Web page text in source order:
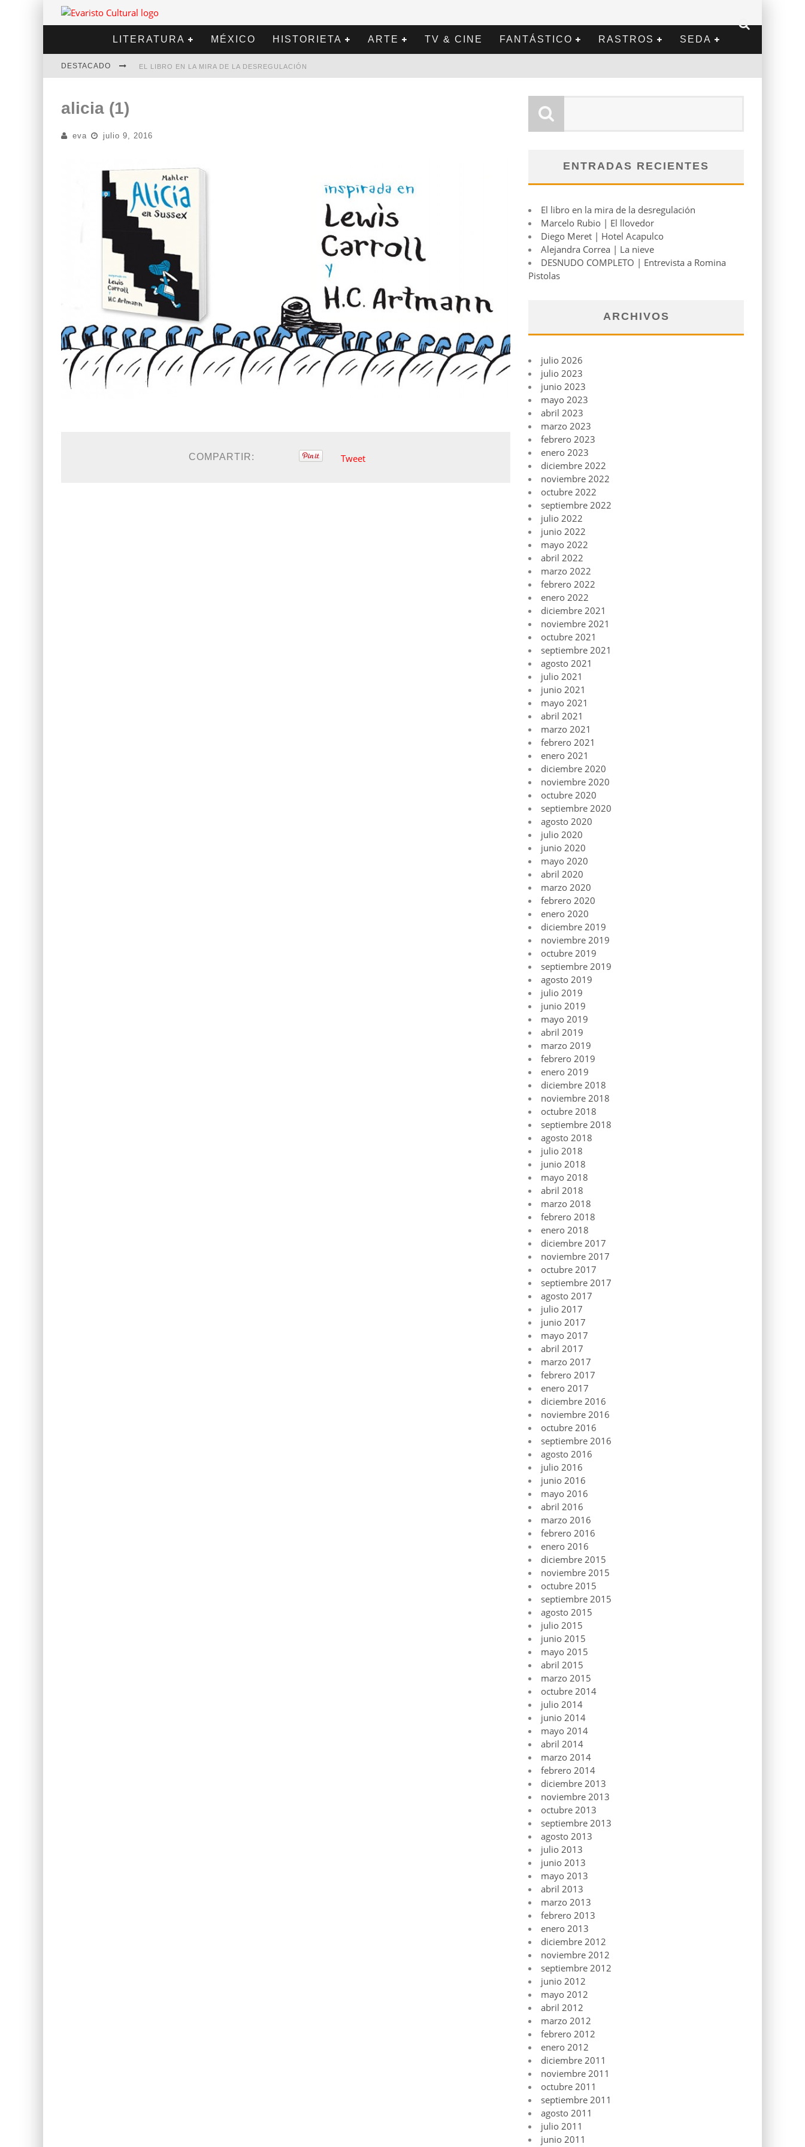
LITERATURA MÉXICO HISTORIETA ARTE TV & CINE FANTÁSTICO RASTROS SEDA
DESTACADO EL LIBRO EN LA MIRA DE LA DESREGULACIÓN
ALEJANDRA CORREA | LA NIEVE
alicia (1)
eva julio 9, 2016
COMPARTIR: Tweet
ENTRADAS RECIENTES
El libro en la mira de la desregulación
Marcelo Rubio | El llovedor
Diego Meret | Hotel Acapulco
Alejandra Correa | La nieve
DESNUDO COMPLETO | Entrevista a Romina
Pistolas
ARCHIVOS
julio 2026
julio 2023
junio 2023
mayo 2023
abril 2023
marzo 2023
febrero 2023
enero 2023
diciembre 2022
noviembre 2022
octubre 2022
septiembre 2022
julio 2022
junio 2022
mayo 2022
abril 2022
marzo 2022
febrero 2022
enero 2022
diciembre 2021
noviembre 2021
octubre 2021
septiembre 2021
agosto 2021
julio 2021
junio 2021
mayo 2021
abril 2021
marzo 2021
febrero 2021
enero 2021
diciembre 2020
noviembre 2020
octubre 2020
septiembre 2020
agosto 2020
julio 2020
junio 2020
mayo 2020
abril 2020
marzo 2020
febrero 2020
enero 2020
diciembre 2019
noviembre 2019
octubre 2019
septiembre 2019
agosto 2019
julio 2019
junio 2019
mayo 2019
abril 2019
marzo 2019
febrero 2019
enero 2019
diciembre 2018
noviembre 2018
octubre 2018
septiembre 2018
agosto 2018
julio 2018
junio 2018
mayo 2018
abril 2018
marzo 2018
febrero 2018
enero 2018
diciembre 2017
noviembre 2017
octubre 2017
septiembre 2017
agosto 2017
julio 2017
junio 2017
mayo 2017
abril 2017
marzo 2017
febrero 2017
enero 2017
diciembre 2016
noviembre 2016
octubre 2016
septiembre 2016
agosto 2016
julio 2016
junio 2016
mayo 2016
abril 2016
marzo 2016
febrero 2016
enero 2016
diciembre 2015
noviembre 2015
octubre 2015
septiembre 2015
agosto 2015
julio 2015
junio 2015
mayo 2015
abril 2015
marzo 2015
octubre 2014
julio 2014
junio 2014
mayo 2014
abril 2014
marzo 2014
febrero 2014
diciembre 2013
noviembre 2013
octubre 2013
septiembre 2013
agosto 2013
julio 2013
junio 2013
mayo 2013
abril 2013
marzo 2013
febrero 2013
enero 2013
diciembre 2012
noviembre 2012
septiembre 2012
junio 2012
mayo 2012
abril 2012
marzo 2012
febrero 2012
enero 2012
diciembre 2011
noviembre 2011
octubre 2011
septiembre 2011
agosto 2011
julio 2011
junio 2011